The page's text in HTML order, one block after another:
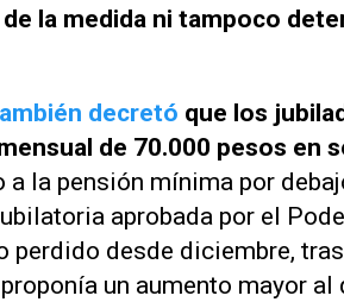
la medida ni tampoco
decretó que los
de 70.000 pesos en
a la pensión mínima por
aprobada por el
perdido desde diciembre,
un aumento mayor al